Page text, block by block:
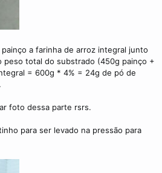
a farinha de arroz integral junto
peso total do substrado (450g painço +
= 600g * 4% = 24g de pó de
foto dessa parte rsrs.
para ser levado na pressão para